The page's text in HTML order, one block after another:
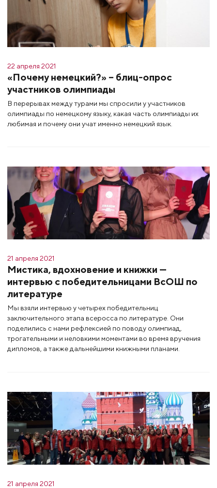
22 апреля 2021
«Почему немецкий?» – блиц-опрос
участников олимпиады
В перерывах между турами мы спросили у участников
олимпиады по немецкому языку, какая часть олимпиады их
любимая и почему они учат именно немецкий язык.
21 апреля 2021
Мистика, вдохновение и книжки —
интервью с победительницами ВсОШ по
литературе
Мы взяли интервью у четырех победительниц
заключительного этапа всеросса по литературе. Они
поделились с нами рефлексией по поводу олимпиад,
трогательными и неловкими моментами во время вручения
дипломов, а также дальнейшими книжными планами.
21 апреля 2021